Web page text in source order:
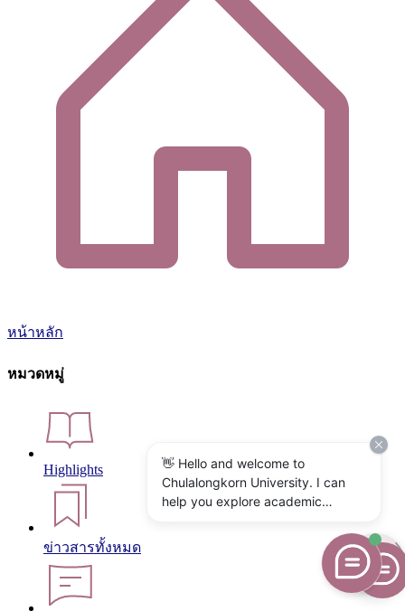
หน้าหลัก
หมวดหมู่
Highlights
ข่าวสารทั้งหมด
👋 Hello and welcome to
Chulalongkorn University. I can
help you explore academic